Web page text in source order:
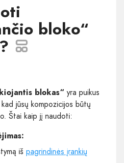
bloko“
blokas“ yra puikus
jūsų kompozicijos būtų
Štai kaip jį naudoti:
iš pagrindinės įrankių